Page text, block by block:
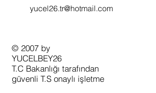
yucel26.tr@hotmail.com
​© 2007 by
YUCELBEY26
T.C Bakanlığı tarafından
güvenli T.S onaylı işletme